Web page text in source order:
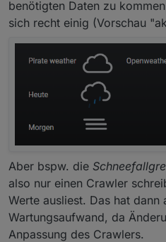
benötigten Daten zu
sich recht einig (Vorschau
Aber bspw. die
also nur einen Crawler
Werte ausliest. Das hat dann
Wartungsaufwand, da
Anpassung des Crawlers.